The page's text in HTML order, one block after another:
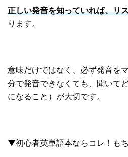
正しい発音を知っていれば、リ
ります。
意味だけではなく、必ず発音を
分で発音できなくても、聞いて
になること）が大切です。
▼初心者英単語本ならコレ！も